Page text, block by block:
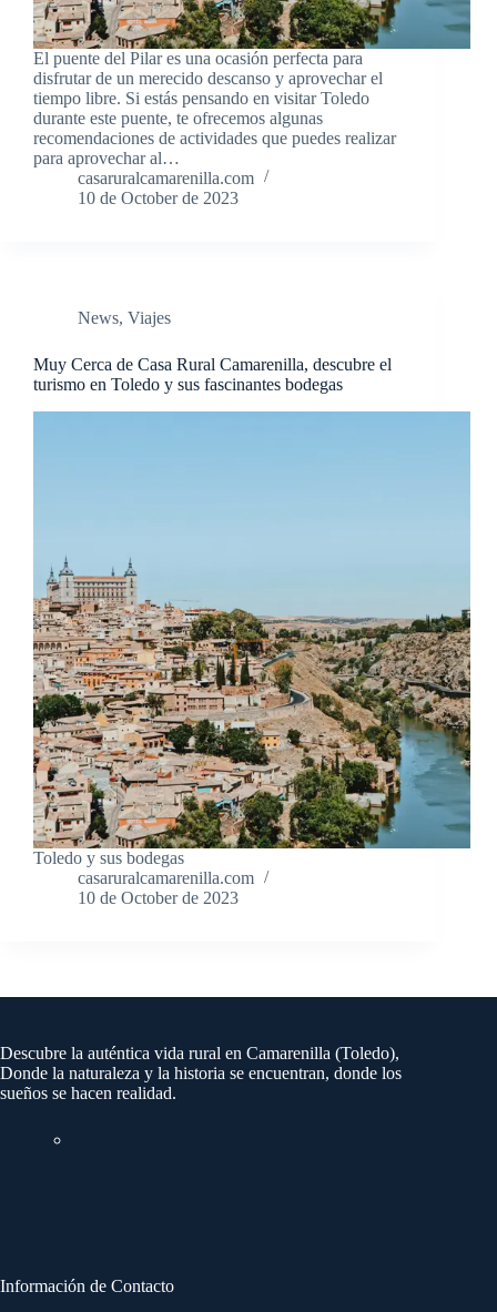
El puente del Pilar es una ocasión perfecta para
disfrutar de un merecido descanso y aprovechar el
tiempo libre. Si estás pensando en visitar Toledo
durante este puente, te ofrecemos algunas
recomendaciones de actividades que puedes realizar
para aprovechar al…
casaruralcamarenilla.com
10 de October de 2023
News, Viajes
Muy Cerca de Casa Rural Camarenilla, descubre el
turismo en Toledo y sus fascinantes bodegas
Toledo y sus bodegas
casaruralcamarenilla.com
10 de October de 2023
Descubre la auténtica vida rural en Camarenilla (Toledo),
Donde la naturaleza y la historia se encuentran, donde los
sueños se hacen realidad.
Información de Contacto